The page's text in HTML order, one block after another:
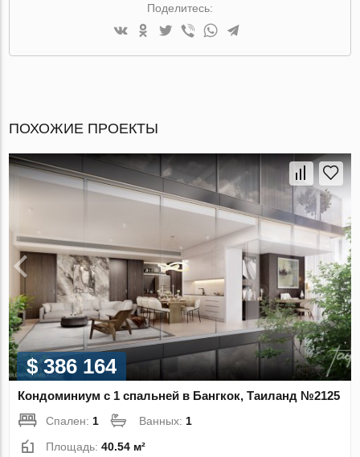
Поделитесь:
ПОХОЖИЕ ПРОЕКТЫ
$ 386 164
Кондоминиум с 1 спальней в Бангкок, Таиланд №2125
Спален:1 Ванных:1
Площадь:40.54 м²